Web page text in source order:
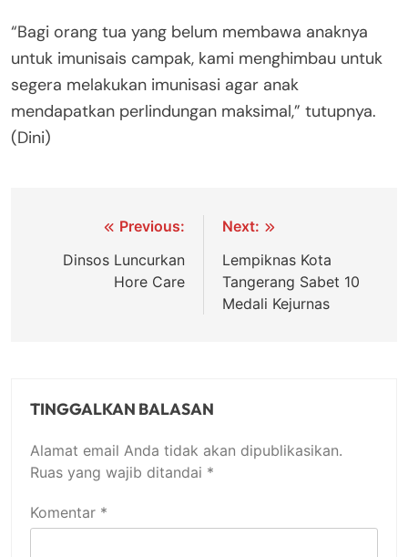
“Bagi orang tua yang belum membawa anaknya
untuk imunisais campak, kami menghimbau untuk
segera melakukan imunisasi agar anak
mendapatkan perlindungan maksimal,” tutupnya.
(Dini)
Navigasi
pos
Previous:
Dinsos Luncurkan
Hore Care
Next:
Lempiknas Kota
Tangerang Sabet 10
Medali Kejurnas
TINGGALKAN BALASAN
Alamat email Anda tidak akan dipublikasikan.
Ruas yang wajib ditandai *
Komentar *